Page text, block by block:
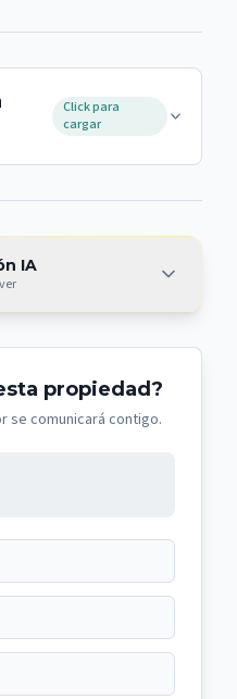
Click para
cargar
IA
propiedad?
se comunicará contigo.